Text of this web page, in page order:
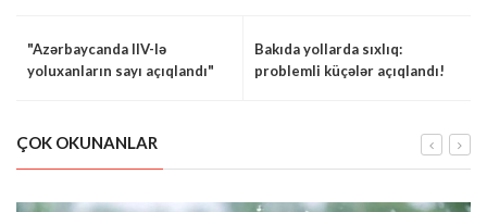
"Azərbaycanda IIV-lə
yoluxanların sayı açıqlandı"
Bakıda yollarda sıxlıq:
problemli küçələr açıqlandı!
ÇOK OKUNANLAR